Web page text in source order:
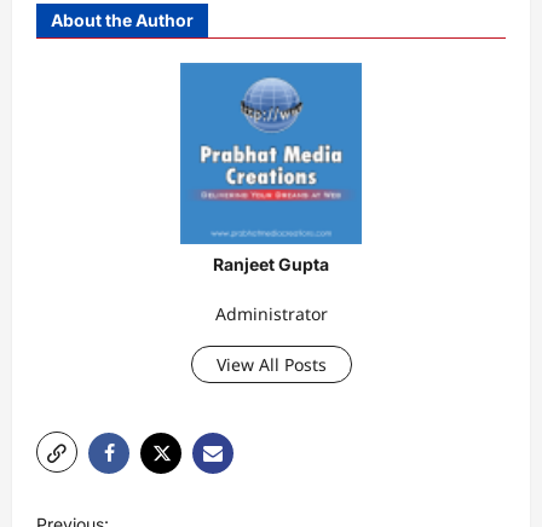
About the Author
Ranjeet Gupta
Administrator
View All Posts